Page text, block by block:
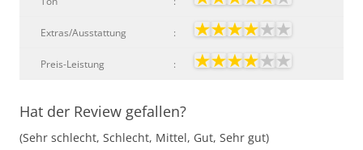
Extras/Ausstattung :
Preis-Leistung :
Hat der Review gefallen?
(Sehr schlecht, Schlecht, Mittel, Gut, Sehr gut)